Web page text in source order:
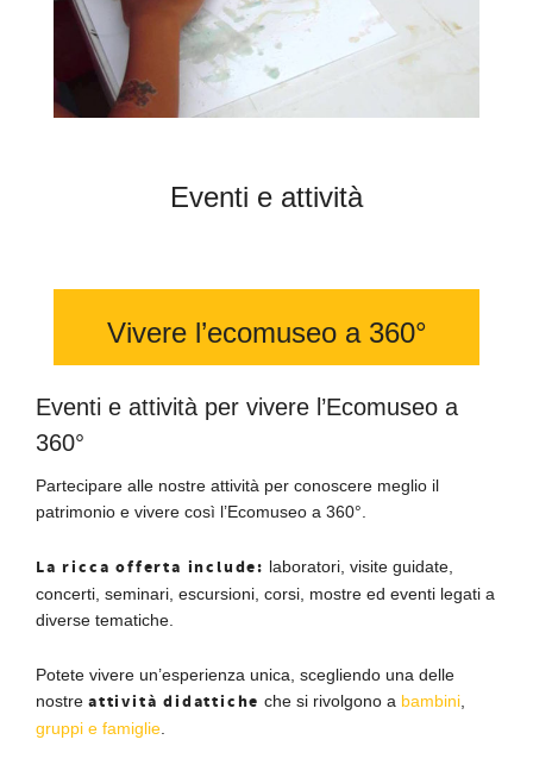
Eventi e attività
Vivere l’ecomuseo a 360°
Eventi e attività per vivere l’Ecomuseo a
360°
Partecipare alle nostre attività per conoscere meglio il
patrimonio e vivere così l’Ecomuseo a 360°.
La ricca offerta include: laboratori, visite guidate,
concerti, seminari, escursioni, corsi, mostre ed eventi legati a
diverse tematiche.
Potete vivere un’esperienza unica, scegliendo una delle
nostre attività didattiche che si rivolgono a bambini
gruppi e famiglie